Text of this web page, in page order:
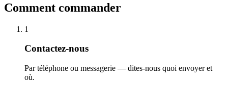
Comment commander
1
Contactez-nous
Par téléphone ou messagerie — dites-nous quoi envoyer et
où.